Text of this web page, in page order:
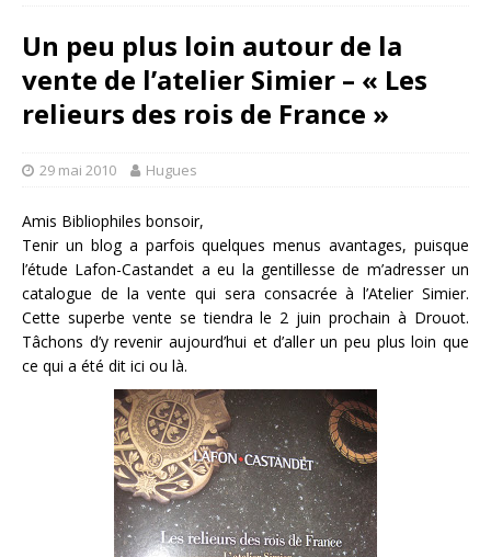
Un peu plus loin autour de la
vente de l’atelier Simier – « Les
relieurs des rois de France »
29 mai 2010 Hugues
Amis Bibliophiles bonsoir,
Tenir un blog a parfois quelques menus avantages, puisque
l’étude Lafon-Castandet a eu la gentillesse de m’adresser un
catalogue de la vente qui sera consacrée à l’Atelier Simier.
Cette superbe vente se tiendra le 2 juin prochain à Drouot.
Tâchons d’y revenir aujourd’hui et d’aller un peu plus loin que
ce qui a été dit ici ou là.